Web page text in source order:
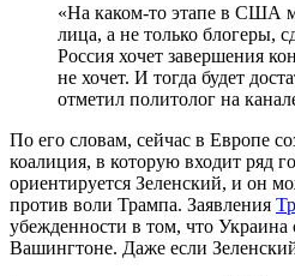
«На каком-то этапе в США
лица, а не только блогеры,
Россия хочет завершения
не хочет. И тогда будет
отметил политолог на
По его словам, сейчас в Европе
коалиция, в которую входит ряд
ориентируется Зеленский, и он
против воли Трампа. Заявления
убежденности в том, что Украина
Вашингтоне. Даже если Зеленский